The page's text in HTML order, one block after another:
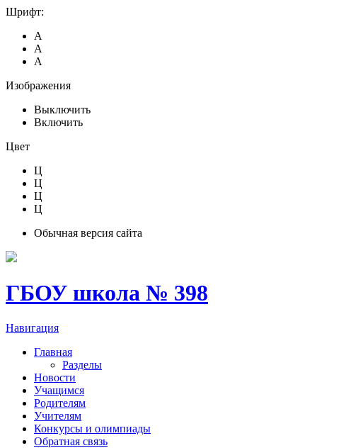
Шрифт:
А
А
А
Изображения
Выключить
Включить
Цвет
Ц
Ц
Ц
Ц
Обычная версия сайта
ГБОУ школа № 398
Навигация
Главная
Разделы
Новости
Учащимся
Родителям
Учителям
Конкурсы и олимпиады
Обратная связь